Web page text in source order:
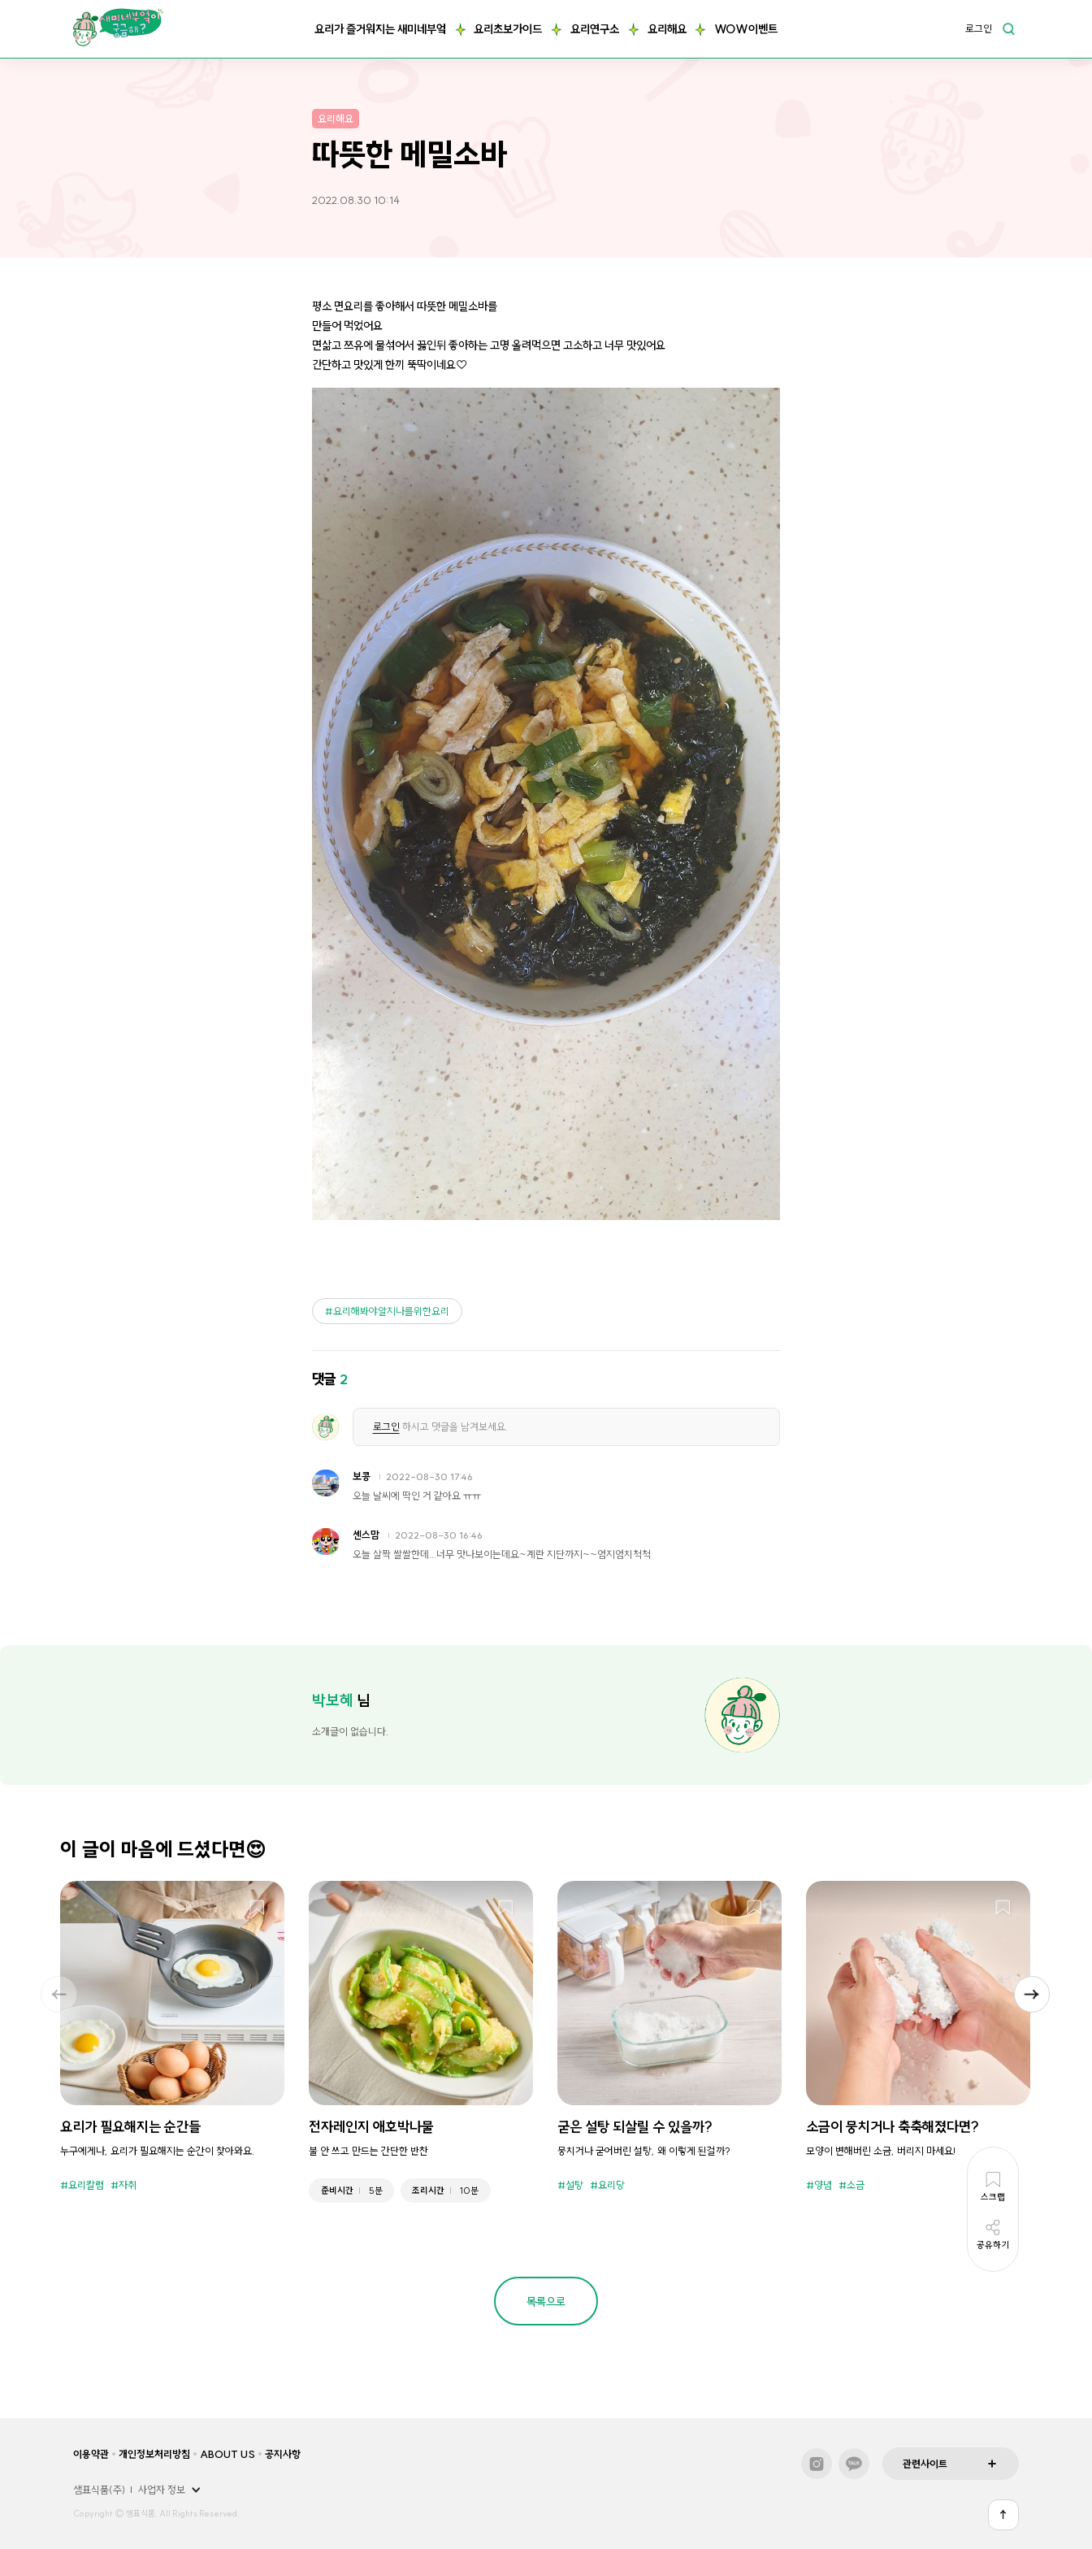
요리가 즐거워지는 새미네부엌 요리초보가이드 요리연구소 요리해요 WOW이벤트 로그인
스크랩
공유하기
요리해요
따뜻한 메밀소바
2022.08.30 10:14
평소 면요리를 좋아해서 따뜻한 메밀소바를
만들어 먹었어요
면삶고 쯔유에 물섞어서 끓인뒤 좋아하는 고명 올려먹으면 고소하고 너무 맛있어요
간단하고 맛있게 한끼 뚝딱이네요♡
요리해봐야알지나를위한요리
댓글 2
로그인 하시고 댓글을 남겨보세요.
보콩 2022-08-30 17:46
오늘 날씨에 딱인 거 같아요 ㅠㅠ
센스맘 2022-08-30 16:46
오늘 살짝 쌀쌀한데...너무 맛나보이는데요~계란 지단까지~~엄지엄치척척
박보혜 님
소개글이 없습니다.
이 글이 마음에 드셨다면😍
요리가 필요해지는 순간들
누구에게나, 요리가 필요해지는 순간이 찾아와요.
요리칼럼 자취
전자레인지 애호박나물
불 안 쓰고 만드는 간단한 반찬
준비시간 5분 조리시간 10분
굳은 설탕 되살릴 수 있을까?
뭉치거나 굳어버린 설탕, 왜 이렇게 된걸까?
설탕 요리당
소금이 뭉치거나 축축해졌다면?
모양이 변해버린 소금, 버리지 마세요!
양념 소금
목록으로
이용약관 개인정보처리방침 ABOUT US 공지사항
샘표식품(주) 사업자 정보
Copyright © 샘표식품, All Rights Reserved.
관련사이트